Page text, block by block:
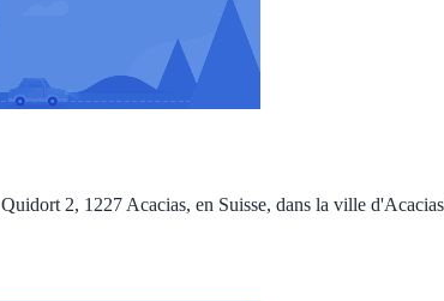
2, 1227 Acacias, en Suisse, dans la ville